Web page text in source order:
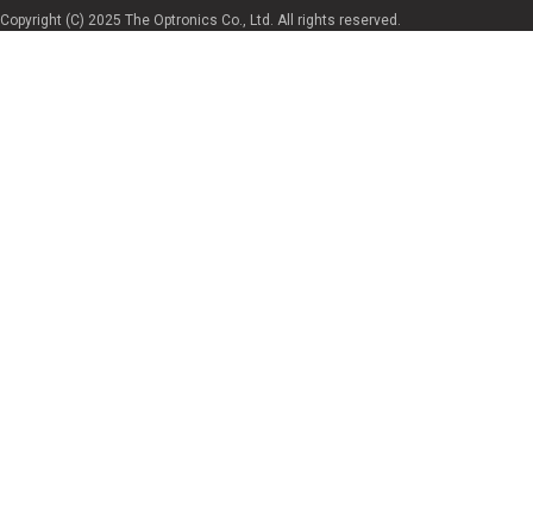
Copyright (C) 2025 The Optronics Co., Ltd. All rights reserved.